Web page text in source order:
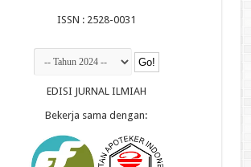
ISSN : 2528-0031
EDISI JURNAL ILMIAH
Bekerja sama dengan: